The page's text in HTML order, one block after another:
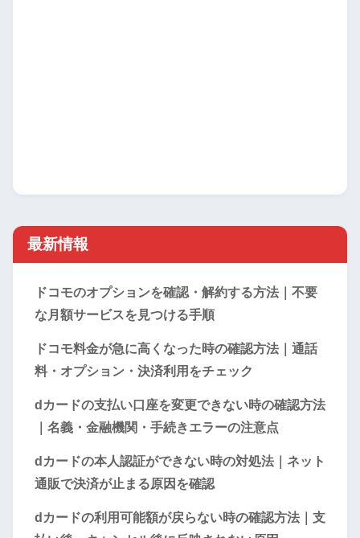
最新情報
ドコモのオプションを確認・解約する方法｜不要
な月額サービスを見つける手順
ドコモ料金が急に高くなった時の確認方法｜通話
料・オプション・決済利用をチェック
dカードの支払い口座を変更できない時の確認方法
｜名義・金融機関・手続きエラーの注意点
dカードの本人認証ができない時の対処法｜ネット
通販で決済が止まる原因を確認
dカードの利用可能額が戻らない時の確認方法｜支